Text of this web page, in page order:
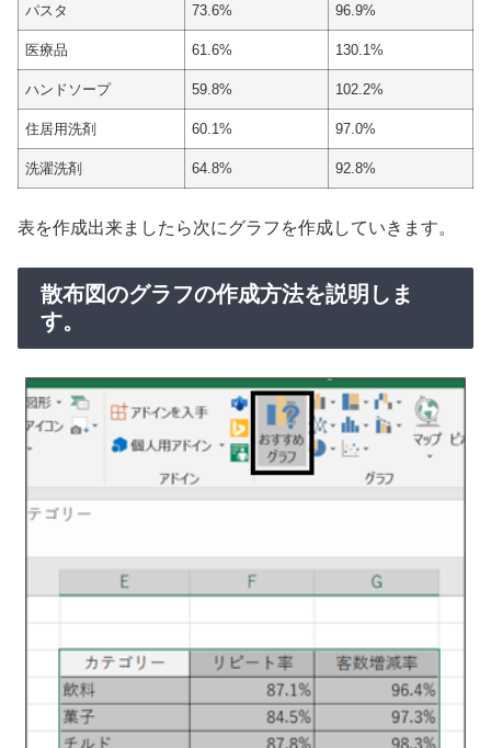
パスタ 73.6% 96.9%
医療品 61.6% 130.1%
ハンドソープ 59.8% 102.2%
住居用洗剤 60.1% 97.0%
洗濯洗剤 64.8% 92.8%
表を作成出来ましたら次にグラフを作成していきます。
散布図のグラフの作成方法を説明しま
す。